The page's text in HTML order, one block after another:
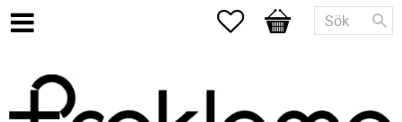
Favoriter
Kundvagn